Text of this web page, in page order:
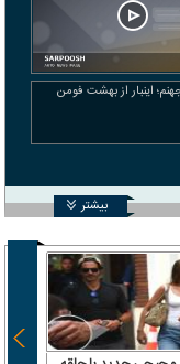
اینبار از بهشت فومن
بیشتر